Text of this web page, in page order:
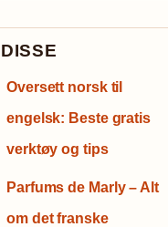
Oversett norsk til
engelsk: Beste gratis
verktøy og tips
Parfums de Marly – Alt
om det franske